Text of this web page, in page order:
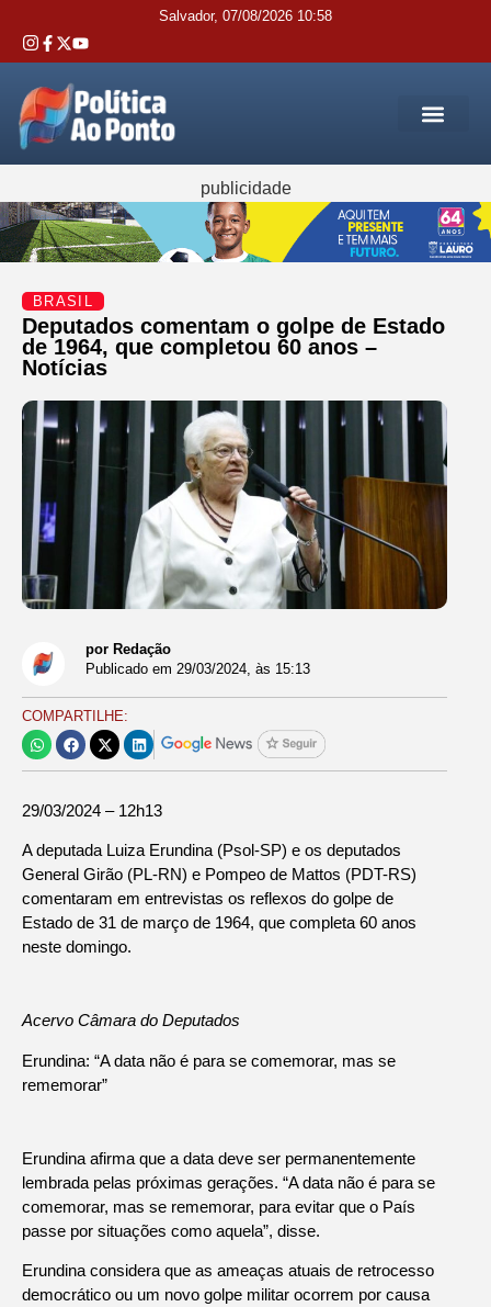
Salvador, 07/08/2026 10:58
publicidade
BRASIL
Deputados comentam o golpe de Estado
de 1964, que completou 60 anos –
Notícias
por Redação
Publicado em 29/03/2024, às 15:13
COMPARTILHE:
29/03/2024 – 12h13
A deputada Luiza Erundina (Psol-SP) e os deputados
General Girão (PL-RN) e Pompeo de Mattos (PDT-RS)
comentaram em entrevistas os reflexos do golpe de
Estado de 31 de março de 1964, que completa 60 anos
neste domingo.
Acervo Câmara do Deputados
Erundina: “A data não é para se comemorar, mas se
rememorar”
Erundina afirma que a data deve ser permanentemente
lembrada pelas próximas gerações. “A data não é para se
comemorar, mas se rememorar, para evitar que o País
passe por situações como aquela”, disse.
Erundina considera que as ameaças atuais de retrocesso
democrático ou um novo golpe militar ocorrem por causa